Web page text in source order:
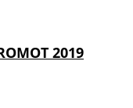
2019